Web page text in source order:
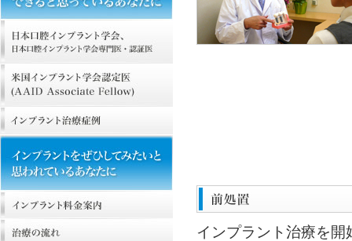
インプラント治療を